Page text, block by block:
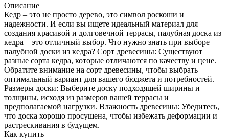
Описание
Кедр – это не просто дерево, это символ роскоши и
надежности. И если вы ищете идеальный материал для
создания красивой и долговечной террасы, палубная доска из
кедра – это отличный выбор. Что нужно знать при выборе
палубной доски из кедра? Сорт древесины: Существуют
разные сорта кедра, которые отличаются по качеству и цене.
Обратите внимание на сорт древесины, чтобы выбрать
оптимальный вариант для вашего бюджета и потребностей.
Размеры доски: Выберите доску подходящей ширины и
толщины, исходя из размеров вашей террасы и
предполагаемой нагрузки. Влажность древесины: Убедитесь,
что доска хорошо просушена, чтобы избежать деформации и
растрескивания в будущем.
Как купить